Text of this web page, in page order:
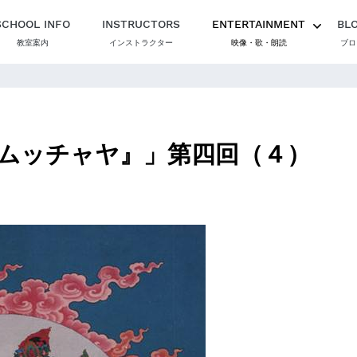
INFO
教室案内
INSTRUCTORS
インストラクター
ENTERTAINMENT
映像・歌・朗読 ブ
ッチャヤ』」第四回（４）